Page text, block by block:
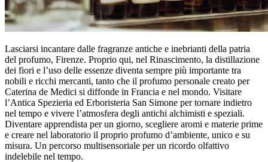
Lasciarsi incantare dalle fragranze antiche e inebrianti della patria
del profumo, Firenze. Proprio qui, nel Rinascimento, la distillazione
dei fiori e l’uso delle essenze diventa sempre più importante tra
nobili e ricchi mercanti, tanto che il profumo personale creato per
Caterina de Medici si diffonde in Francia e nel mondo. Visitare
l’Antica Spezieria ed Erboristeria San Simone per tornare indietro
nel tempo e vivere l’atmosfera degli antichi alchimisti e speziali.
Diventare apprendista per un giorno, scegliere aromi e materie prime
e creare nel laboratorio il proprio profumo d’ambiente, unico e su
misura. Un percorso multisensoriale per un ricordo olfattivo
indelebile nel tempo.